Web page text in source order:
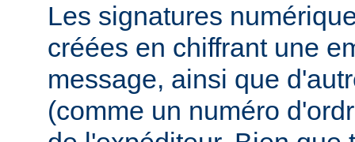
Les signatures
créées en chiffrant une
message, ainsi que
(comme un numéro